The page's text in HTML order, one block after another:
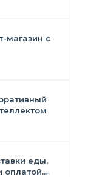
магазин с
еды,
оплатой.